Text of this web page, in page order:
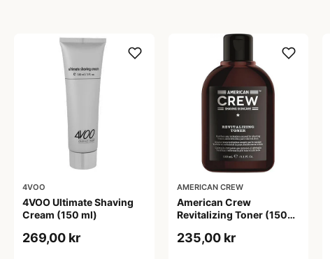
4VOO
4VOO Ultimate Shaving
Cream (150 ml)
269,00 kr
AMERICAN CREW
American Crew
Revitalizing Toner (150
235,00 kr